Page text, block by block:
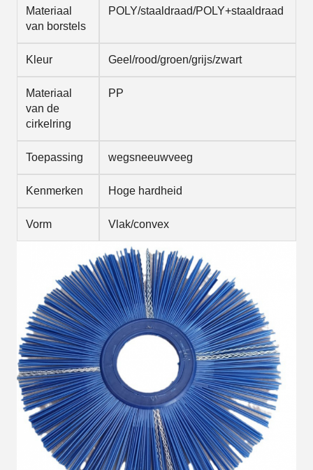
Materiaal
van borstels
POLY/staaldraad/POLY+staaldraad
Kleur Geel/rood/groen/grijs/zwart
Materiaal
van de
cirkelring
PP
Toepassing wegsneeuwveeg
Kenmerken Hoge hardheid
Vorm Vlak/convex